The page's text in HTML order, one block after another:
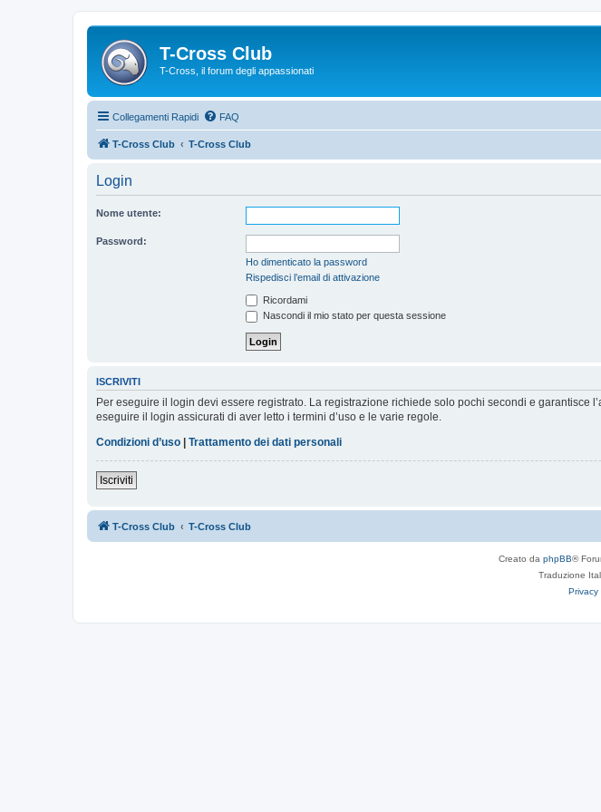
T-Cross Club
T-Cross, il forum degli appassionati
Collegamenti Rapidi FAQ
T-Cross Club T-Cross Club
Login
Nome utente:
Password:
Ho dimenticato la password
Rispedisci l’email di attivazione
Ricordami
Nascondi il mio stato per questa sessione
ISCRIVITI
Per eseguire il login devi essere registrato. La registrazione richiede solo pochi secondi e garantisce
eseguire il login assicurati di aver letto i termini d’uso e le varie regole.
Condizioni d’uso
Trattamento dei dati personali
Iscriviti
T-Cross Club T-Cross Club
Creato da phpBB®
Traduzione
Privacy